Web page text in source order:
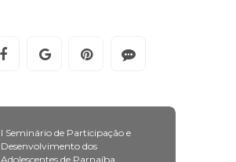
I Seminário de Participação e
Desenvolvimento dos
Adolescentes de Parnaíba